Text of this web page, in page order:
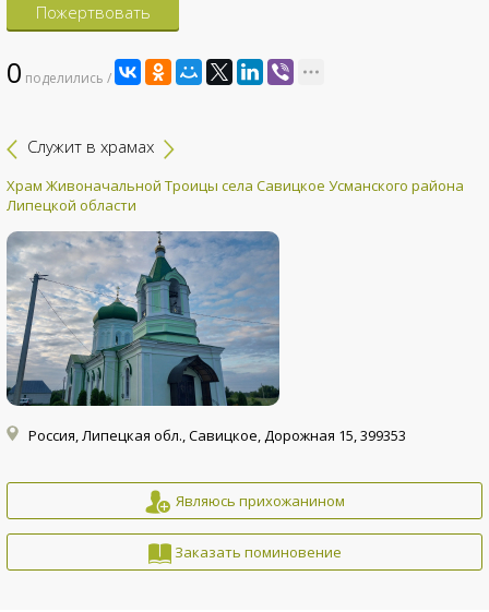
Пожертвовать
0 поделились /
Служит в храмах
Храм Живоначальной Троицы села Савицкое Усманского района
Липецкой области
Россия, Липецкая обл., Савицкое, Дорожная 15, 399353
Являюсь прихожанином
Заказать поминовение